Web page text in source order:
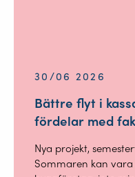
30/06 2026
Bättre flyt i
fördelar med
Nya projekt,
Sommaren kan